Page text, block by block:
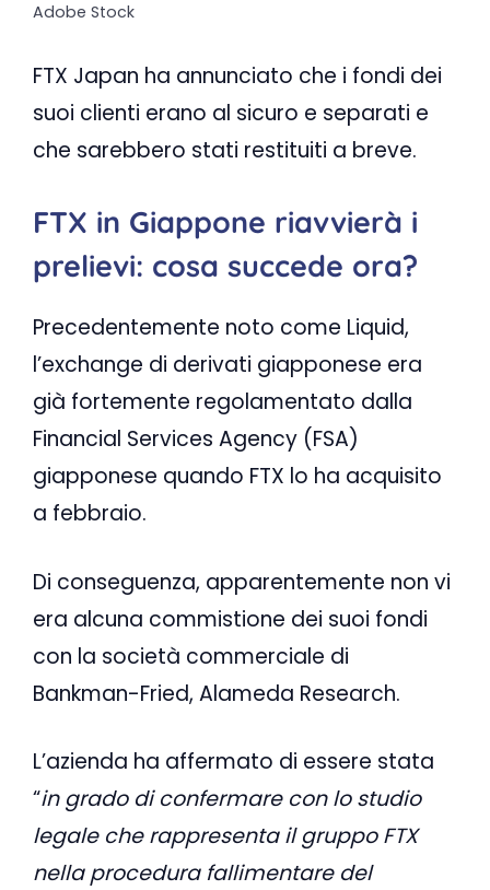
Adobe Stock
FTX Japan ha annunciato che i fondi dei
suoi clienti erano al sicuro e separati e
che sarebbero stati restituiti a breve.
FTX in Giappone riavvierà i
prelievi: cosa succede ora?
Precedentemente noto come Liquid,
l’exchange di derivati ​​giapponese era
già fortemente regolamentato dalla
Financial Services Agency (FSA)
giapponese quando FTX lo ha acquisito
a febbraio.
Di conseguenza, apparentemente non vi
era alcuna commistione dei suoi fondi
con la società commerciale di
Bankman-Fried, Alameda Research.
L’azienda ha affermato di essere stata
“in grado di confermare con lo studio
legale che rappresenta il gruppo FTX
nella procedura fallimentare del